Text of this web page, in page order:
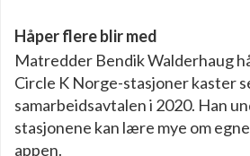
Håper flere blir med
Matredder Bendik Walderhaug
Circle K Norge-stasjoner kaster
samarbeidsavtalen i 2020. Han
stasjonene kan lære mye om
appen.